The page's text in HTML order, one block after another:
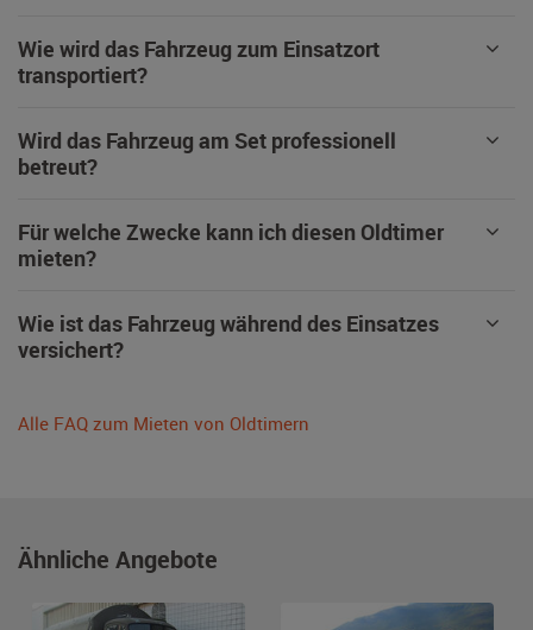
Wie wird das Fahrzeug zum Einsatzort
transportiert?
Wird das Fahrzeug am Set professionell
betreut?
Für welche Zwecke kann ich diesen Oldtimer
mieten?
Wie ist das Fahrzeug während des Einsatzes
versichert?
Alle FAQ zum Mieten von Oldtimern
Ähnliche Angebote